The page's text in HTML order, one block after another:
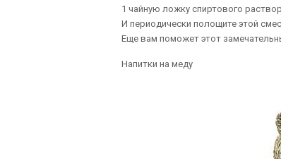
1 чайную ложку спиртового
И периодически полощите этой
Еще вам поможет этот
Напитки на меду